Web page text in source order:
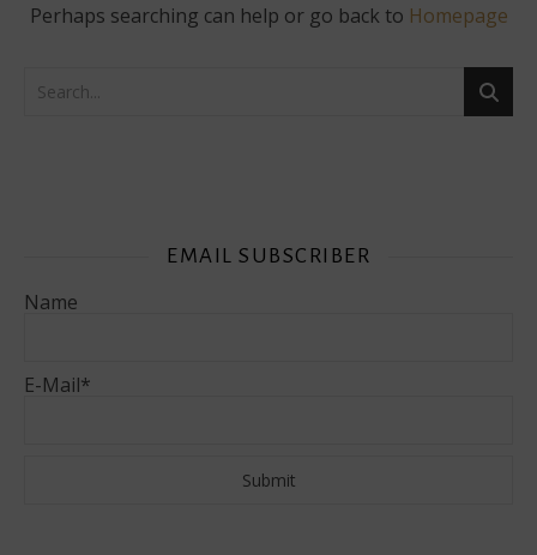
Perhaps searching can help or go back to Homepage
EMAIL SUBSCRIBER
Name
E-Mail*